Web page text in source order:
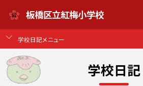
板橋区立紅梅小学校
学校日記メニュー
学校日記